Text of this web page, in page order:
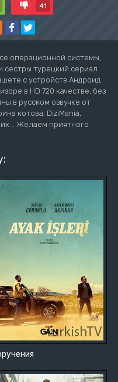
41
операционной системы,
сестры турецкий сериал
с устройств Андроид
в HD 720 качестве, без
в русском озвучке от
котова, DiziMania,
Желаем приятного